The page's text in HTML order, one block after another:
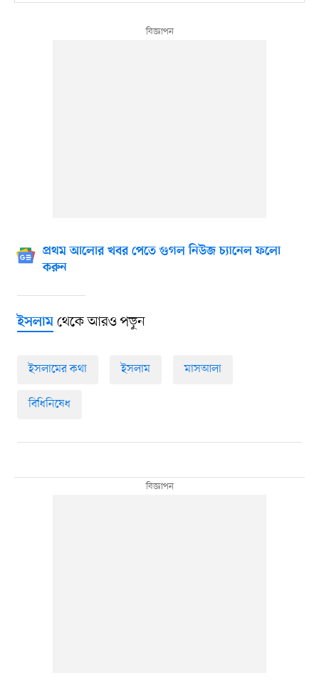
প্রথম আলোর খবর পেতে গুগল নিউজ চ্যানেল ফলো
করুন
ইসলামথেকে আরও পড়ুন
ইসলামের কথা ইসলাম মাসআলা
বিধিনিষেধ